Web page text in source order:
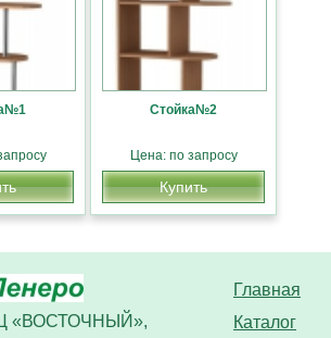
Стойка№2
Цена: по запросу
Купить
Главная
Каталог
«ВОСТОЧНЫЙ»,